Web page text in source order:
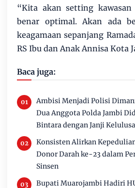
“Kita akan setting
benar optimal. Akan ada
keagamaan sepanjang
RS Ibu dan Anak Annisa Kota
Baca juga:
Ambisi Menjadi Polisi
Dua Anggota Polda Jambi
Bintara dengan Janji
Konsisten Alirkan
Donor Darah ke-23 dalam
Sinsen
Bupati Muarojambi Hadiri